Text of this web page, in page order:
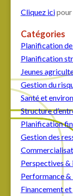
Cliquez icipour
Catégories
Planification
Planification
Jeunes
Gestion du
Santé et
Structure
Planification
Gestion des
Perspectives
Performance &
Financement